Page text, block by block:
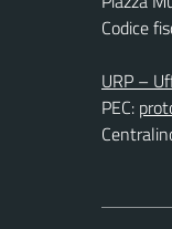
Codice
URP –
PEC: